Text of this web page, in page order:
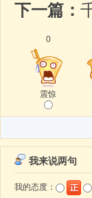
下一篇：
0
震惊